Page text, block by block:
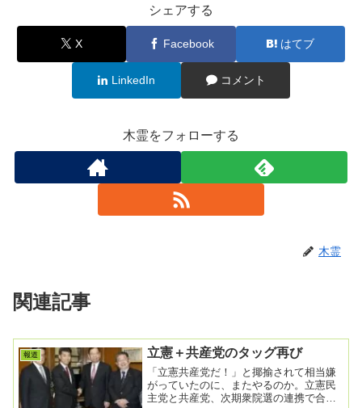
シェアする
X Facebook はてブ
LinkedIn コメント
木霊をフォローする
木霊
関連記事
報道 立憲＋共産党のタッグ再び
「立憲共産党だ！」と揶揄されて相当嫌
がっていたのに、またやるのか。立憲民
主党と共産党、次期衆院選の連携で合意